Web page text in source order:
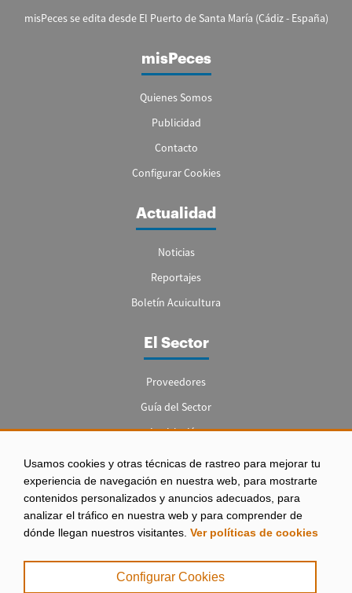
Usamos cookies y otras técnicas de rastreo para mejorar tu
experiencia de navegación en nuestra web, para mostrarte
contenidos personalizados y anuncios adecuados, para
analizar el tráfico en nuestra web y para comprender de
dónde llegan nuestros visitantes. Ver políticas de cookies
Configurar Cookies
misPeces se edita desde El Puerto de Santa María (Cádiz - España)
misPeces
Quienes Somos
Publicidad
Contacto
Configurar Cookies
Actualidad
Noticias
Reportajes
Boletín Acuicultura
El Sector
Proveedores
Guía del Sector
Legislación
Empleo
Aviso legal
|
Política de Privacidad